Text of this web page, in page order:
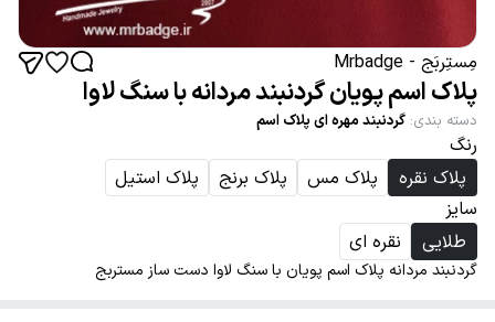
مِستِربَج - Mrbadge
پلاک اسم پویان گردنبند مردانه با سنگ لاوا
دسته بندی: گردنبند مهره ای پلاک اسم
رنگ
پلاک نقره
پلاک مس پلاک برنج
پلاک استیل
سایز
طلایی
نقره ای
گردنبند مردانه پلاک اسم پویان با سنگ لاوا دست ساز مستربج